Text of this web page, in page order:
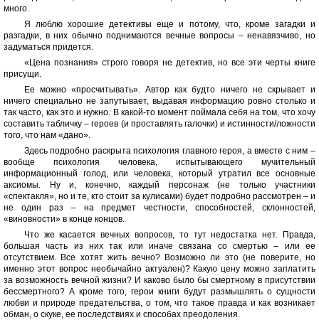
много.
Я люблю хорошие детективы еще и потому, что, кроме загадки и
разгадки, в них обычно поднимаются вечные вопросы – ненавязчиво, но
задуматься придется.
«Цена познания» строго говоря не детектив, но все эти черты книге
присущи.
Ее можно «просчитывать». Автор как будто ничего не скрывает и
ничего специально не запутывает, выдавая информацию ровно столько и
так часто, как это и нужно. В какой-то момент поймала себя на том, что хочу
составить табличку – героев (и проставлять галочки) и истинности/ложности
того, что нам «дано».
Здесь подробно раскрыта психология главного героя, а вместе с ним –
вообще психология человека, испытывающего мучительный
информационный голод, или человека, который утратил все основные
аксиомы. Ну и, конечно, каждый персонаж (не только участники
«спектакля», но и те, кто стоит за кулисами) будет подробно рассмотрен – и
не один раз – на предмет честности, способностей, склонностей,
«виновности» в конце концов.
Что же касается вечных вопросов, то тут недостатка нет. Правда,
большая часть из них так или иначе связана со смертью – или ее
отсутствием. Все хотят жить вечно? Возможно ли это (не поверите, но
именно этот вопрос необычайно актуален)? Какую цену можно заплатить
за возможность вечной жизни? И каково было бы смертному в присутствии
бессмертного? А кроме того, герои книги будут размышлять о сущности
любви и природе предательства, о том, что такое правда и как возникает
обман, о скуке, ее последствиях и способах преодоления.